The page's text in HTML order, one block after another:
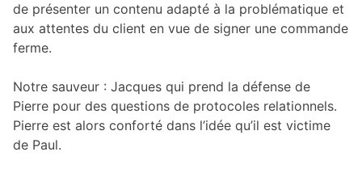
de présenter un contenu adapté à la problématique et
aux attentes du client en vue de signer une commande
ferme.
Notre sauveur : Jacques qui prend la défense de
Pierre pour des questions de protocoles relationnels.
Pierre est alors conforté dans l’idée qu’il est victime
de Paul.